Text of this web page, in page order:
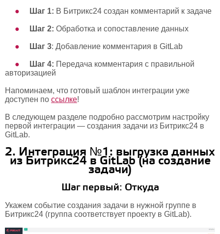
Шаг 1: В Битрикс24 создан комментарий к задаче
Шаг 2: Обработка и сопоставление данных
Шаг 3: Добавление комментария в GitLab
Шаг 4: Передача комментария с правильной
авторизацией
Напоминаем, что готовый шаблон интеграции уже
доступен по ссылке!
В следующем разделе подробно рассмотрим настройку
первой интеграции — создания задачи из Битрикс24 в
GitLab.
2. Интеграция №1: выгрузка данных
из Битрикс24 в GitLab (на создание
задачи)
Шаг первый: Откуда
Укажем событие создания задачи в нужной группе в
Битрикс24 (группа соответствует проекту в GitLab).